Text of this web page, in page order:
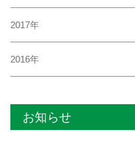
2017年
2016年
お知らせ